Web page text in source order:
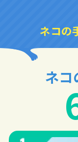
ネコの
ネコ